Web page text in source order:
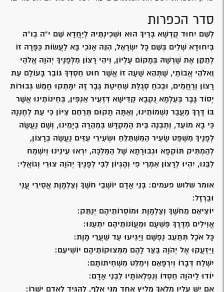
סדר הכפרות
לְשֵׁם יִחוּד קֻדְשָׁא בְּרִיךְ הוּא וּשְׁכִינְתֵּיהּ לְיַחֲדָא שֵׁם י"ה בְו"ה
בְּיִחוּדָא שְׁלִים בְּשֵׁם כָּל יִשְׂרָאֵל, הִנֵּה אָנֹכִי בָּא לַעֲשׂוֹת כַּפָּרָה זוֹ
לְתַקֵּן אֶת שָׁרְשָׁהּ בְּמָקוֹם עֶלְיוֹן, וִיהִי רָצוֹן מִלְּפָנֶיךָ יְהֹוָה אֱלֹהַי
וֵאלֹהֵי אֲבוֹתַי, שֶׁתְּהֵא שָׁעָה זוֹ אֲשֶׁר חוּט חַסְדְּךָ גּוֹבֵר בָּעוֹלָם עֵת
רָצוֹן וְרַחֲמִים, וּבְכֹחַ סְגֻלַּת שְׁחִיטַת גֶּבֶר זֶה יִמָּתְקוּ חָמֵשׁ גְּבוּרוֹת
יְסוֹד גֶּבֶר בְּעַלְמָא נֻקְבָא קַדִּישָׁא דִּזְעֵיר אַנְפִּין, בְּחִינוֹתֵינוּ אֲשֶׁר
בּוֹ דֶּרֶךְ מַעֲבַר נִשְׁמוֹתֵינוּ, וְאַתָּה תָקוּם תְּרַחֵם צִיּוֹן כִּי עֵת לְחֶנְנָהּ
כִּי בָא מוֹעֵד, וְתִבְנֶה בֵּית הַמִקְדָּשׁ בִּמְהֵרָה בְיָמֵינוּ, וְשָׁם נַעֲשֶׂה
לְפָנֶיךָ מִשְׁפַּט שָׂעִיר הַמִּשְׁתַּלֵּחַ וּשְׂעִירֵי עִזִּים נַעֲשֶׂה בְרָצוֹן,
לְהַמְתִּיק תּוֹקְפָא וּגְבוּרָתָא שֶׁל הַמַּלְכָּה, יִרְאוּ עֵינֵינוּ וְיִשְׁמַח
לִבֵּנוּ, יִהְיוּ לְרָצוֹן אִמְרֵי פִי וְהֶגְיוֹן לִבִּי לְפָנֶיךָ יְהֹוָה צוּרִי וְגוֹאֲלִי:
אומר שלוש פעמים: בְּנֵי אָדָם יוֹשְׁבֵי חֹשֶׁךְ וְצַלְמָוֶת אֲסִירֵי עֳנִי
וּבַרְזֶל:
יוֹצִיאֵם מֵחֹשֶׁךְ וְצַלְמָוֶת וּמוֹסְרוֹתֵיהֶם יְנַתֵּק:
אֱוִילִים מִדֶּרֶךְ פִּשְׁעָם וּמֵעֲוֹנוֹתֵיהֶם יִתְעַנּוּ:
כָּל אֹכֶל תְּתַעֵב נַפְשָׁם וַיַּגִּיעוּ עַד שַׁעֲרֵי מָוֶת:
וַיִּזְעֲקוּ אֶל יְהֹוָה בַּצַּר לָהֶם מִמְּצוּקוֹתֵיהֶם יוֹשִׁיעֵם:
יִשְׁלַח דְּבָרוֹ וְיִרְפָּאֵם וִימַלֵּט מִשְׁחִיתוֹתָם:
יוֹדוּ לַיהֹוָה חַסְדּוֹ וְנִפְלְאוֹתָיו לִבְנֵי אָדָם:
אִם יֵשׁ עָלָיו מַלְאָךְ מֵלִיץ אֶחָד מִנִּי אָלֶף, לְהַגִּיד לְאָדָם יָשְׁרוֹ: